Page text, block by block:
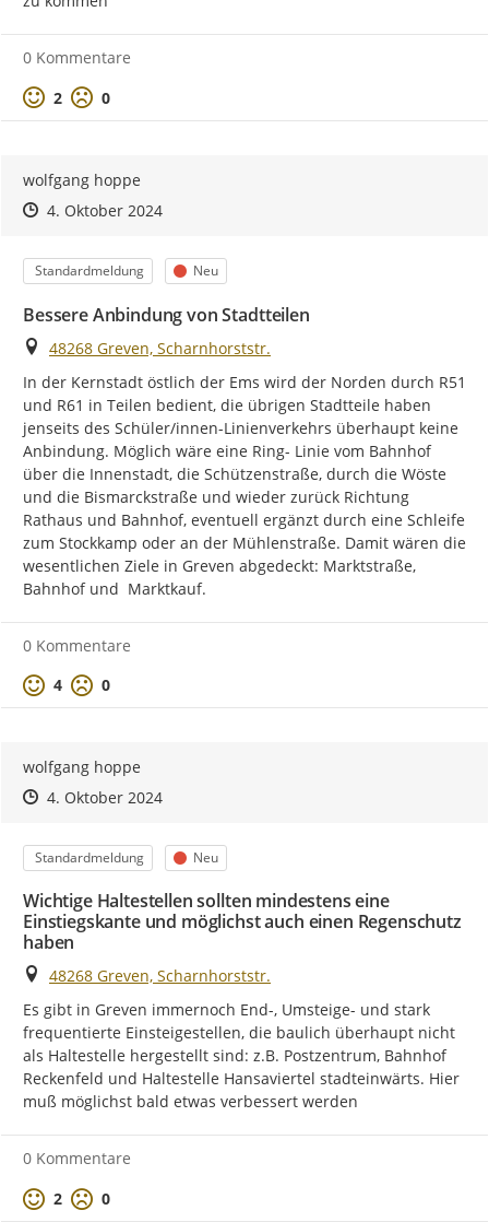
0 Kommentare
Positive Bewertung
2 Negative Bewertung
0
wolfgang hoppe
Zeitpunkt des Erstellens
Zeitpunkt des Erstellens
4. Oktober 2024Zur Äußerung
Kategorie
Standardmeldung Status
Neu
Bessere Anbindung von Stadtteilen
Ort
48268 Greven, Scharnhorststr.
In der Kernstadt östlich der Ems wird der Norden durch R51
und R61 in Teilen bedient, die übrigen Stadtteile haben
jenseits des Schüler/innen-Linienverkehrs überhaupt keine
Anbindung. Möglich wäre eine Ring- Linie vom Bahnhof
über die Innenstadt, die Schützenstraße, durch die Wöste
und die Bismarckstraße und wieder zurück Richtung
Rathaus und Bahnhof, eventuell ergänzt durch eine Schleife
zum Stockkamp oder an der Mühlenstraße. Damit wären die
wesentlichen Ziele in Greven abgedeckt: Marktstraße,
Bahnhof und  Marktkauf.
0 Kommentare
Positive Bewertung
4 Negative Bewertung
0
wolfgang hoppe
Zeitpunkt des Erstellens
Zeitpunkt des Erstellens
4. Oktober 2024Zur Äußerung
Kategorie
Standardmeldung Status
Neu
Wichtige Haltestellen sollten mindestens eine
Einstiegskante und möglichst auch einen Regenschutz
haben
Ort
48268 Greven, Scharnhorststr.
Es gibt in Greven immernoch End-, Umsteige- und stark
frequentierte Einsteigestellen, die baulich überhaupt nicht
als Haltestelle hergestellt sind: z.B. Postzentrum, Bahnhof
Reckenfeld und Haltestelle Hansaviertel stadteinwärts. Hier
muß möglichst bald etwas verbessert werden
0 Kommentare
Positive Bewertung
2 Negative Bewertung
0